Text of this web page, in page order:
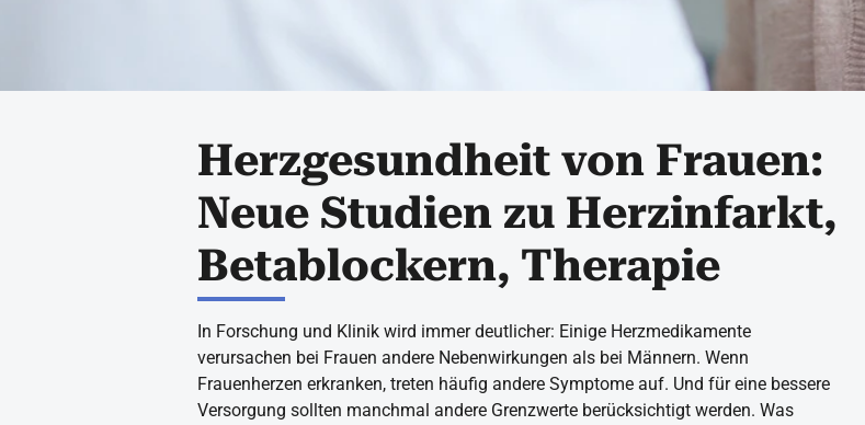
Herzgesundheit von Frauen:
Neue Studien zu Herzinfarkt,
Betablockern, Therapie
In Forschung und Klinik wird immer deutlicher: Einige Herzmedikamente
verursachen bei Frauen andere Nebenwirkungen als bei Männern. Wenn
Frauenherzen erkranken, treten häufig andere Symptome auf. Und für eine bessere
Versorgung sollten manchmal andere Grenzwerte berücksichtigt werden. Was